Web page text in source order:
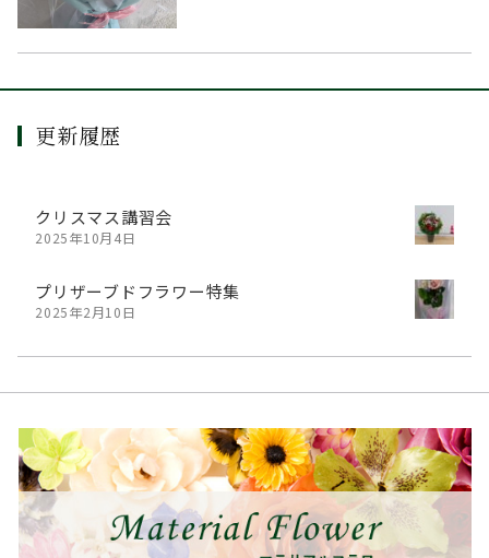
更新履歴
クリスマス講習会
2025年10月4日
プリザーブドフラワー特集
2025年2月10日